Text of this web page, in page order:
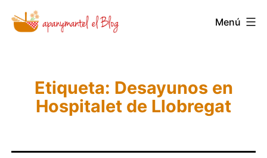
Saltar
Novedades
Apanymantel
Menú
Etiqueta: Desayunos en
Hospitalet de Llobregat